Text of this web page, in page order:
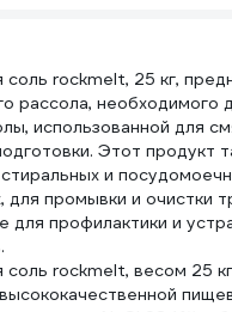
соль rockmelt, 25 кг,
рассола, необходимого
использованной для
Этот продукт
и
для промывки и очистки
для профилактики и
соль rockmelt, весом 25